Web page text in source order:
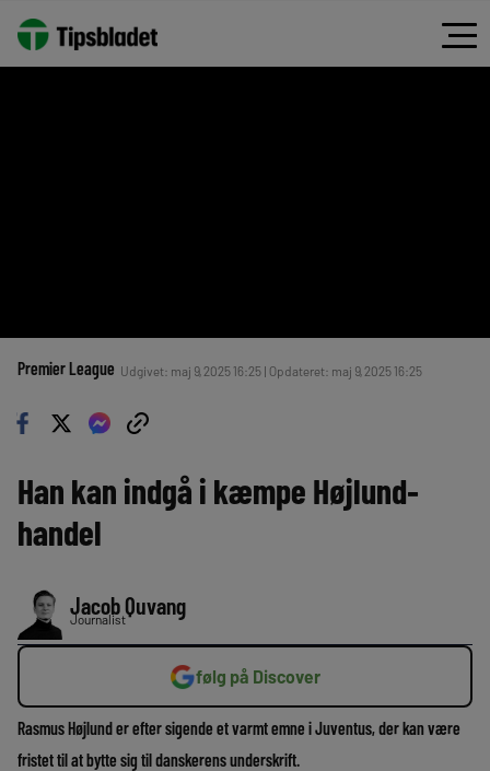
Premier League Udgivet: maj 9, 2025 16:25 | Opdateret: maj 9, 2025 16:25
Han kan indgå i kæmpe Højlund-
handel
Jacob Quvang
Journalist
følg på Discover
Rasmus Højlund er efter sigende et varmt emne i Juventus, der kan være
fristet til at bytte sig til danskerens underskrift.